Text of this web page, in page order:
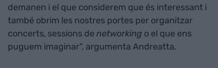
demanen i el que considerem que és interessant i
també obrim les nostres portes per organitzar
concerts, sessions de networking o el que ens
puguem imaginar”, argumenta Andreatta.